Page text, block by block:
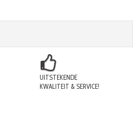
UITSTEKENDE
KWALITEIT & SERVICE!